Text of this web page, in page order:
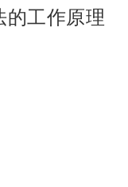
工作原理